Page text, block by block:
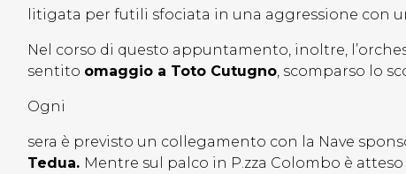
litigata per futili sfociata in una aggressione con
Nel corso di questo appuntamento, inoltre,
sentito omaggio a Toto Cutugno, scomparso lo
Ogni
sera è previsto un collegamento con la Nave
Tedua. Mentre sul palco in P.zza Colombo è